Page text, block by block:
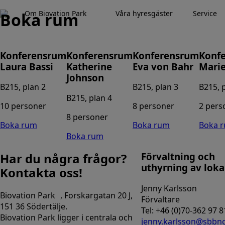
Om Biovation Park Våra hyresgäster Service
Boka rum
Konferensrum
Laura Bassi
B215, plan 2
10 personer
Boka rum
Konferensrum
Katherine
Johnson
B215, plan 4
8 personer
Boka rum
Konferensrum
Eva von Bahr
B215, plan 3
8 personer
Boka rum
B215,
2
Boka
Har du några frågor?
Kontakta oss!
Biovation Park , Forskargatan 20 J,
151 36 Södertälje.
Biovation Park ligger i centrala och
Förvaltning och
uthyrning av
Jenny Karlsson
Förvaltare
Tel: +46 (0)70-362 97